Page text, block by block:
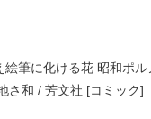
絵筆に化ける花 昭和ポ
さ和 / 芳文社 [コミック]